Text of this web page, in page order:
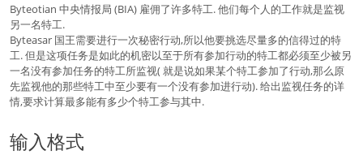
Byteotian 中央情报局 (BIA) 雇佣了许多特工. 他们每个人的工作就是监视
另一名特工.
Byteasar 国王需要进行一次秘密行动,所以他要挑选尽量多的信得过的特
工. 但是这项任务是如此的机密以至于所有参加行动的特工都必须至少被另
一名没有参加任务的特工所监视( 就是说如果某个特工参加了行动,那么原
先监视他的那些特工中至少要有一个没有参加进行动). 给出监视任务的详
情,要求计算最多能有多少个特工参与其中.
输入格式